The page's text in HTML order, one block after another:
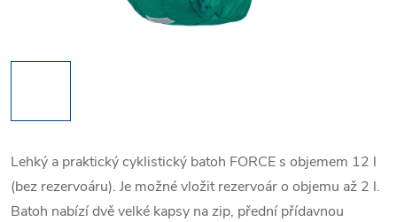
Lehký a praktický cyklistický batoh FORCE s objemem 12 l
(bez rezervoáru). Je možné vložit rezervoár o objemu až 2 l.
Batoh nabízí dvě velké kapsy na zip, přední přídavnou